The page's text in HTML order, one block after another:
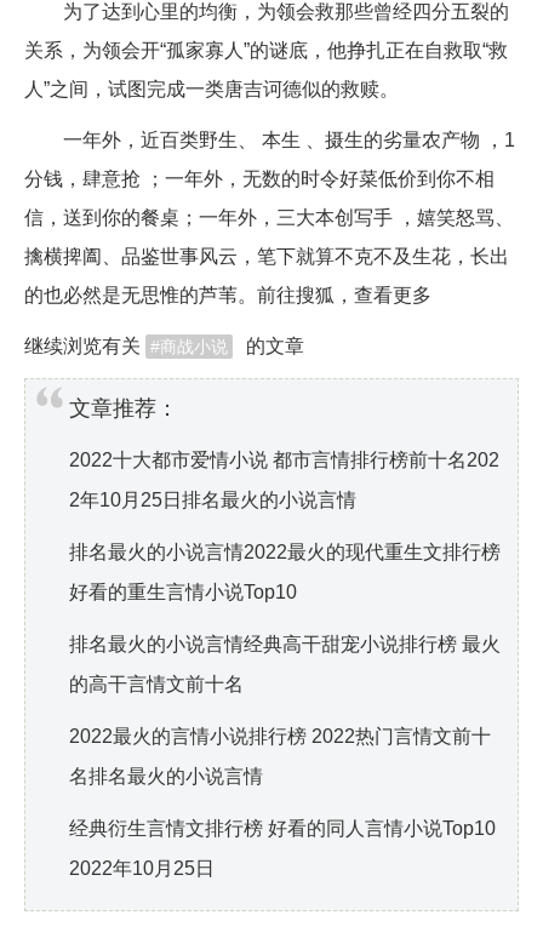
为了达到心里的均衡，为领会救那些曾经四分五裂的
关系，为领会开“孤家寡人”的谜底，他挣扎正在自救取“救
人”之间，试图完成一类唐吉诃德似的救赎。
一年外，近百类野生、 本生 、摄生的劣量农产物 ，1
分钱，肆意抢 ；一年外，无数的时令好菜低价到你不相
信，送到你的餐桌；一年外，三大本创写手 ，嬉笑怒骂、
擒横捭阖、品鉴世事风云，笔下就算不克不及生花，长出
的也必然是无思惟的芦苇。前往搜狐，查看更多
继续浏览有关 商战小说 的文章
文章推荐：
2022十大都市爱情小说 都市言情排行榜前十名202
2年10月25日排名最火的小说言情
排名最火的小说言情2022最火的现代重生文排行榜
好看的重生言情小说Top10
排名最火的小说言情经典高干甜宠小说排行榜 最火
的高干言情文前十名
2022最火的言情小说排行榜 2022热门言情文前十
名排名最火的小说言情
经典衍生言情文排行榜 好看的同人言情小说Top10
2022年10月25日